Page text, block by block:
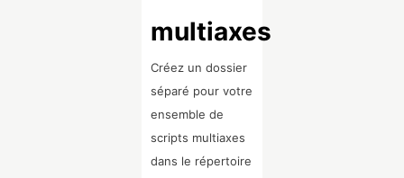
multiaxes
Créez un dossier
séparé pour votre
ensemble de
scripts multiaxes
dans le répertoire